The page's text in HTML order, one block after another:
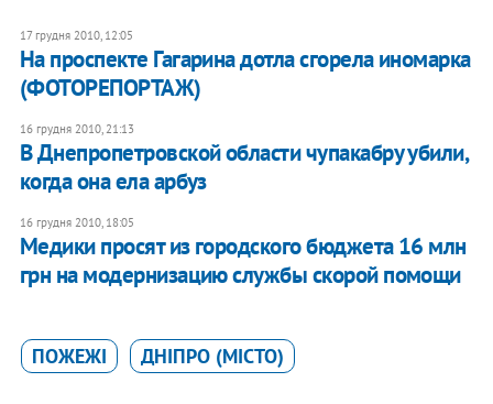
17 грудня 2010, 12:05
На проспекте Гагарина дотла сгорела иномарка
(ФОТОРЕПОРТАЖ)
16 грудня 2010, 21:13
В Днепропетровской области чупакабру убили,
когда она ела арбуз
16 грудня 2010, 18:05
Медики просят из городского бюджета 16 млн
грн на модернизацию службы скорой помощи
ПОЖЕЖІ ДНІПРО (МІСТО)